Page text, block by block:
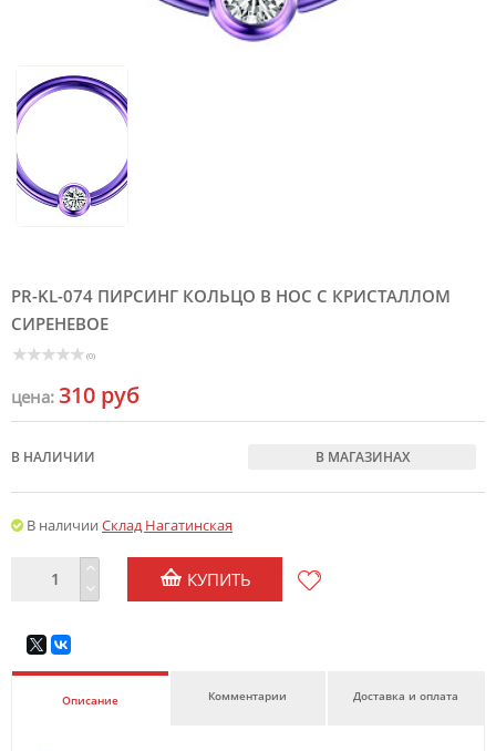
PR-KL-074 ПИРСИНГ КОЛЬЦО В НОС С КРИСТАЛЛОМ
СИРЕНЕВОЕ
(0)
цена: 310 руб
В НАЛИЧИИ В МАГАЗИНАХ
В наличии Склад Нагатинская
КУПИТЬ
Описание Комментарии Доставка и оплата